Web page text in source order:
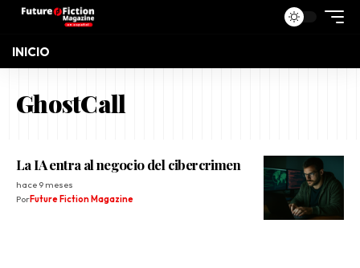
INICIO
GhostCall
La IA entra al negocio del cibercrimen
hace 9 meses
PorFuture Fiction Magazine